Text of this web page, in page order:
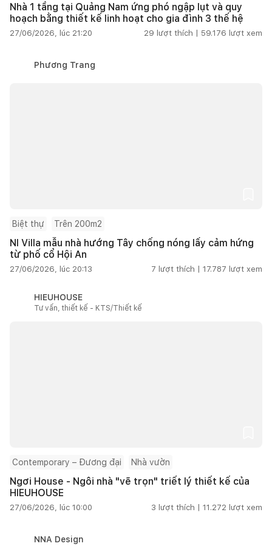
Nhà 1 tầng tại Quảng Nam ứng phó ngập lụt và quy
hoạch bằng thiết kế linh hoạt cho gia đình 3 thế hệ
27/06/2026, lúc 21:20 29 lượt thích | 59.176 lượt xem
Phương Trang
Biệt thự Trên 200m2
NI Villa mẫu nhà hướng Tây chống nóng lấy cảm hứng
từ phố cổ Hội An
27/06/2026, lúc 20:13 7 lượt thích | 17.787 lượt xem
HIEUHOUSE
Tư vấn, thiết kế - KTS/Thiết kế
Contemporary – Đương đại Nhà vườn
Ngơi House - Ngôi nhà "vẽ trọn" triết lý thiết kế của
HIEUHOUSE
27/06/2026, lúc 10:00 3 lượt thích | 11.272 lượt xem
NNA Design